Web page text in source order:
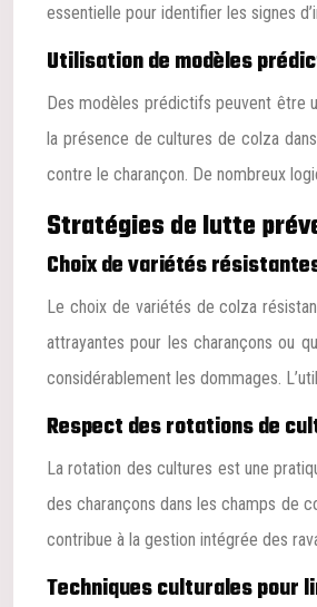
essentielle pour identifier les signes
Utilisation de modèles
Des modèles prédictifs peuvent être
la présence de cultures de colza
contre le charançon. De nombreux
Stratégies de lutte
Choix de variétés
Le choix de variétés de colza
attrayantes pour les charançons ou
considérablement les dommages.
Respect des rotations de
La rotation des cultures est une
des charançons dans les champs de
contribue à la gestion intégrée des
Techniques culturales pour